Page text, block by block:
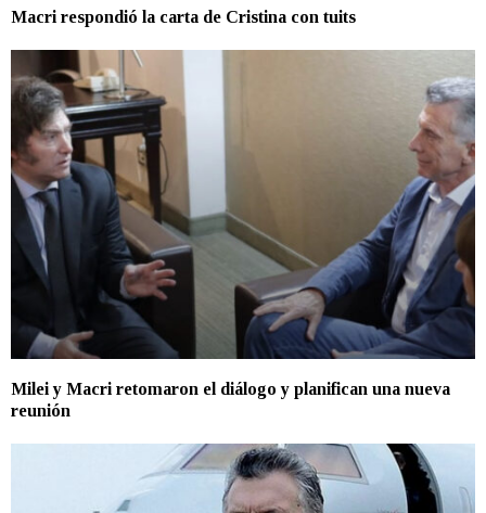
Macri respondió la carta de Cristina con tuits
Milei y Macri retomaron el diálogo y planifican una nueva
reunión